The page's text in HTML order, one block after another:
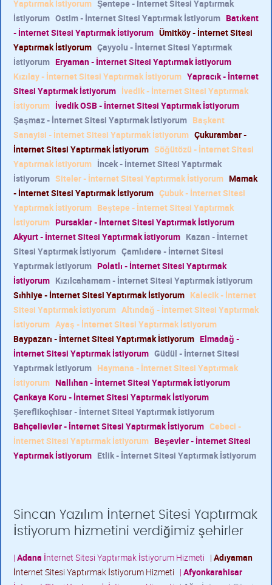
Yaptırmak İstiyorum Şentepe - İnternet Sitesi Yaptırmak
İstiyorum Ostim - İnternet Sitesi Yaptırmak İstiyorum Batıkent
- İnternet Sitesi Yaptırmak İstiyorum Ümitköy - İnternet Sitesi
Yaptırmak İstiyorum Çayyolu - İnternet Sitesi Yaptırmak
İstiyorum Eryaman - İnternet Sitesi Yaptırmak İstiyorum
Kızılay - İnternet Sitesi Yaptırmak İstiyorum Yapracık - İnternet
Sitesi Yaptırmak İstiyorum İvedik - İnternet Sitesi Yaptırmak
İstiyorum İvedik OSB - İnternet Sitesi Yaptırmak İstiyorum
Şaşmaz - İnternet Sitesi Yaptırmak İstiyorum Başkent
Sanayisi - İnternet Sitesi Yaptırmak İstiyorum Çukurambar -
İnternet Sitesi Yaptırmak İstiyorum Söğütözü - İnternet Sitesi
Yaptırmak İstiyorum İncek - İnternet Sitesi Yaptırmak
İstiyorum Siteler - İnternet Sitesi Yaptırmak İstiyorum Mamak
- İnternet Sitesi Yaptırmak İstiyorum Çubuk - İnternet Sitesi
Yaptırmak İstiyorum Beştepe - İnternet Sitesi Yaptırmak
İstiyorum Pursaklar - İnternet Sitesi Yaptırmak İstiyorum
Akyurt - İnternet Sitesi Yaptırmak İstiyorum Kazan - İnternet
Sitesi Yaptırmak İstiyorum Çamlıdere - İnternet Sitesi
Yaptırmak İstiyorum Polatlı - İnternet Sitesi Yaptırmak
İstiyorum Kızılcahamam - İnternet Sitesi Yaptırmak İstiyorum
Sıhhiye - İnternet Sitesi Yaptırmak İstiyorum Kalecik - İnternet
Sitesi Yaptırmak İstiyorum Altındağ - İnternet Sitesi Yaptırmak
İstiyorum Ayaş - İnternet Sitesi Yaptırmak İstiyorum
Baypazarı - İnternet Sitesi Yaptırmak İstiyorum Elmadağ -
İnternet Sitesi Yaptırmak İstiyorum Güdül - İnternet Sitesi
Yaptırmak İstiyorum Haymana - İnternet Sitesi Yaptırmak
İstiyorum Nallıhan - İnternet Sitesi Yaptırmak İstiyorum
Çankaya Koru - İnternet Sitesi Yaptırmak İstiyorum
Şereflikoçhisar - İnternet Sitesi Yaptırmak İstiyorum
Bahçelievler - İnternet Sitesi Yaptırmak İstiyorum Cebeci -
İnternet Sitesi Yaptırmak İstiyorum Beşevler - İnternet Sitesi
Yaptırmak İstiyorum Etlik - İnternet Sitesi Yaptırmak İstiyorum
Sincan Yazılım İnternet Sitesi Yaptırmak
İstiyorum hizmetini verdiğimiz şehirler
| Adana İnternet Sitesi Yaptırmak İstiyorum Hizmeti | Adıyaman
İnternet Sitesi Yaptırmak İstiyorum Hizmeti | Afyonkarahisar